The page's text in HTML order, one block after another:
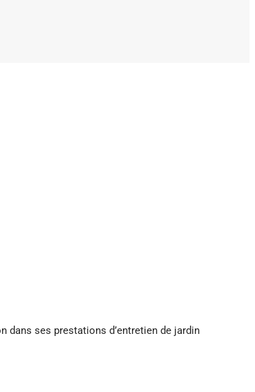
dans ses prestations d’entretien de jardin